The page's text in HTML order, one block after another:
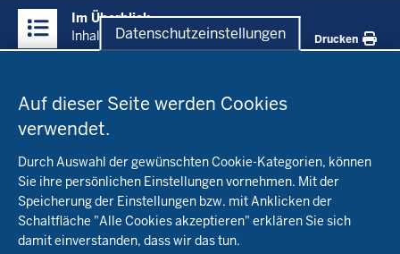
Datenschutzeinstellungen
Auf dieser Seite werden Cookies
verwendet.
Durch Auswahl der gewünschten Cookie-Kategorien, können
Sie ihre persönlichen Einstellungen vornehmen. Mit der
Speicherung der Einstellungen bzw. mit Anklicken der
Schaltfläche "Alle Cookies akzeptieren" erklären Sie sich
damit einverstanden, dass wir das tun.
Inhalte
Im Überblick
Inhalt
Drucken
in
der
Fachinfo
Öko-Modellregionen NRW
Pflanzenbau
Tierhaltung
Markt
Beratung
Landwirtschaftskammer NRW
Versuche